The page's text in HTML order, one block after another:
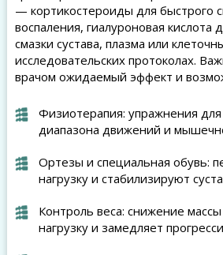
— кортикостероиды для быстрого
воспаления, гиалуроновая кислота
смазки сустава, плазма или
исследовательских протоколах.
врачом ожидаемый эффект и
Физиотерапия: упражнения для
диапазона движений и
Ортезы и специальная обувь:
нагрузку и стабилизируют
Контроль веса: снижение
нагрузку и замедляет